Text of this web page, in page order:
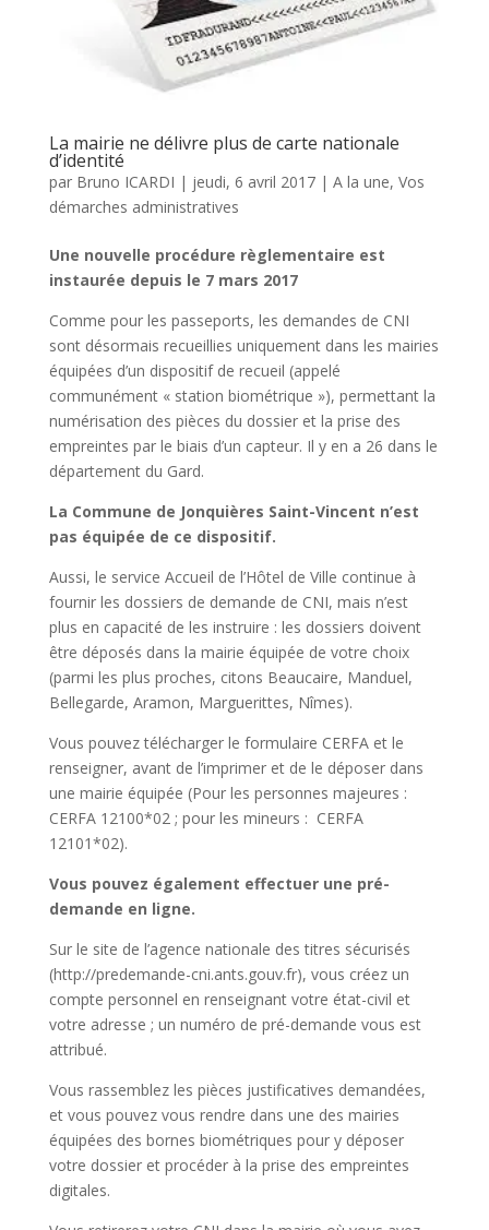
La mairie ne délivre plus de carte nationale
d’identité
par Bruno ICARDI | jeudi, 6 avril 2017| A la une, Vos
démarches administratives
Une nouvelle procédure règlementaire est
instaurée depuis le 7 mars 2017
Comme pour les passeports, les demandes de CNI
sont désormais recueillies uniquement dans les mairies
équipées d’un dispositif de recueil (appelé
communément « station biométrique »), permettant la
numérisation des pièces du dossier et la prise des
empreintes par le biais d’un capteur. Il y en a 26 dans le
département du Gard.
La Commune de Jonquières Saint-Vincent n’est
pas équipée de ce dispositif.
Aussi, le service Accueil de l’Hôtel de Ville continue à
fournir les dossiers de demande de CNI, mais n’est
plus en capacité de les instruire : les dossiers doivent
être déposés dans la mairie équipée de votre choix
(parmi les plus proches, citons Beaucaire, Manduel,
Bellegarde, Aramon, Marguerittes, Nîmes).
Vous pouvez télécharger le formulaire CERFA et le
renseigner, avant de l’imprimer et de le déposer dans
une mairie équipée (Pour les personnes majeures :
CERFA 12100*02 ; pour les mineurs : CERFA
12101*02).
Vous pouvez également effectuer une pré-
demande en ligne.
Sur le site de l’agence nationale des titres sécurisés
(http://predemande-cni.ants.gouv.fr), vous créez un
compte personnel en renseignant votre état-civil et
votre adresse ; un numéro de pré-demande vous est
attribué.
Vous rassemblez les pièces justificatives demandées,
et vous pouvez vous rendre dans une des mairies
équipées des bornes biométriques pour y déposer
votre dossier et procéder à la prise des empreintes
digitales.